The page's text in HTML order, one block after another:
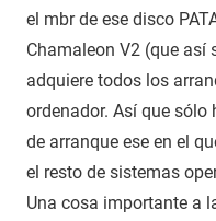
el mbr de ese disco
Chamaleon V2 (que así
adquiere todos los
ordenador. Así que
de arranque ese en el
el resto de sistemas
Una cosa importante a